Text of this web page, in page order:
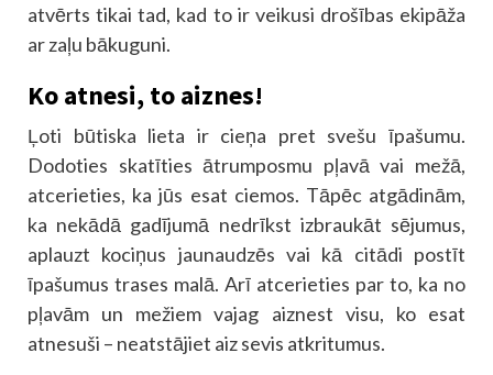
atvērts tikai tad, kad to ir veikusi drošības ekipāža
ar zaļu bākuguni.
Ko atnesi, to aiznes!
Ļoti būtiska lieta ir cieņa pret svešu īpašumu.
Dodoties skatīties ātrumposmu pļavā vai mežā,
atcerieties, ka jūs esat ciemos. Tāpēc atgādinām,
ka nekādā gadījumā nedrīkst izbraukāt sējumus,
aplauzt kociņus jaunaudzēs vai kā citādi postīt
īpašumus trases malā. Arī atcerieties par to, ka no
pļavām un mežiem vajag aiznest visu, ko esat
atnesuši – neatstājiet aiz sevis atkritumus.